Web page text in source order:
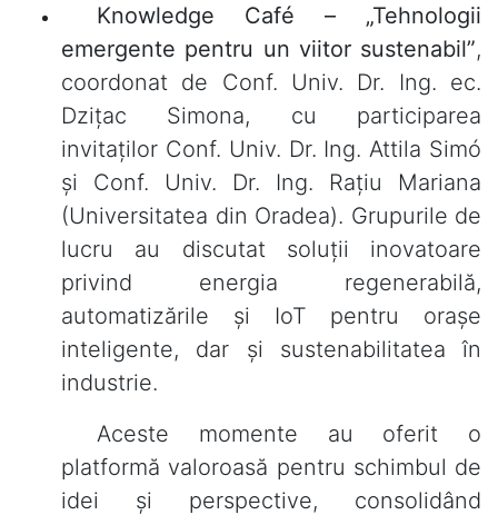
Knowledge Café – „Tehnologii
emergente pentru un viitor sustenabil”,
coordonat de Conf. Univ. Dr. Ing. ec.
Dzițac Simona, cu participarea
invitaților Conf. Univ. Dr. Ing. Attila Simó
și Conf. Univ. Dr. Ing. Rațiu Mariana
(Universitatea din Oradea). Grupurile de
lucru au discutat soluții inovatoare
privind energia regenerabilă,
automatizările și IoT pentru orașe
inteligente, dar și sustenabilitatea în
industrie.
Aceste momente au oferit o
platformă valoroasă pentru schimbul de
idei și perspective, consolidând